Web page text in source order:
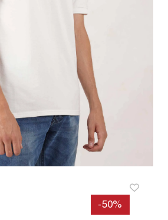
-50%